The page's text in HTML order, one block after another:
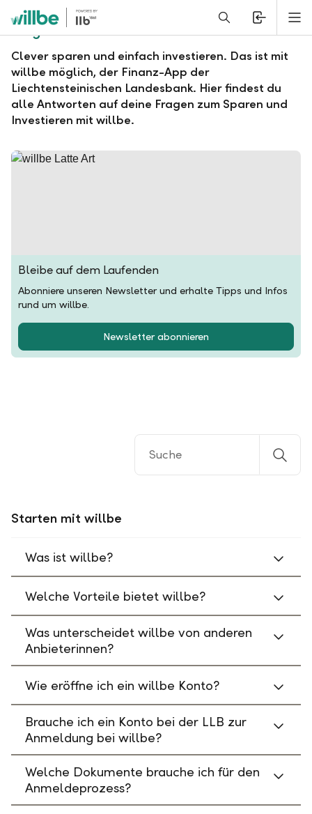
Alerts.Headline
Fragen und Antworten zu willbe
Clever sparen und einfach investieren. Das ist mit
willbe möglich, der Finanz-App der
Liechtensteinischen Landesbank. Hier findest du
alle Antworten auf deine Fragen zum Sparen und
Investieren mit willbe.
Bleibe auf dem Laufenden
Abonniere unseren Newsletter und erhalte Tipps und Infos
rund um willbe.
Newsletter abonnieren
Starten mit willbe
Was ist willbe?
Welche Vorteile bietet willbe?
Was unterscheidet willbe von anderen
Anbieterinnen?
Wie eröffne ich ein willbe Konto?
Brauche ich ein Konto bei der LLB zur
Anmeldung bei willbe?
Welche Dokumente brauche ich für den
Anmeldeprozess?